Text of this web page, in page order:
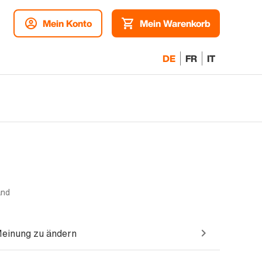
Mein Konto Mein Warenkorb
DE FR IT
zu ändern